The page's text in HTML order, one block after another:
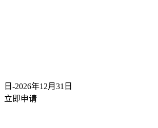
日-2026年12月31 日
立即申请